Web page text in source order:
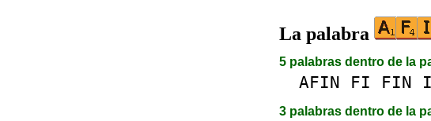
La palabra
5 palabras dentro de la
AFIN FI FIN
3 palabras dentro de la